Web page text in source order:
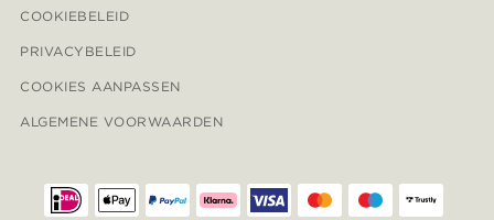
COOKIEBELEID
PRIVACYBELEID
COOKIES AANPASSEN
ALGEMENE VOORWAARDEN